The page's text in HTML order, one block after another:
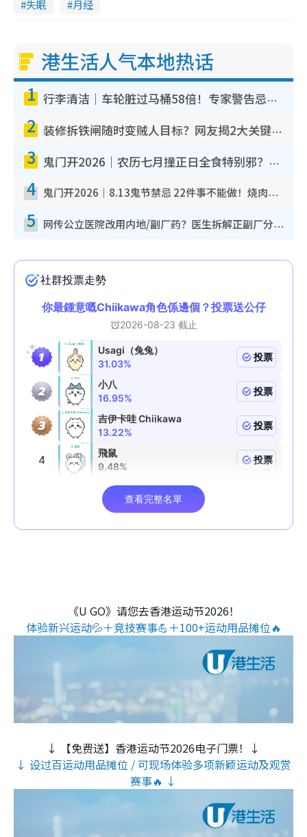
失眠
月经
港生活人气本地热话
1 行李清洁｜车轮脏过马桶58倍！专家警告忌用酒精擦 教1招免脏手除菌
2 装修拆铁闸随时变贼人目标？网友揭2大关键用途：装新款等于白装？附新旧铁闸分别
3 鬼门开2026｜农历七月撞正日全食特别邪？专家警告切忌做一事！揭4大禁忌+2招保平安
4 鬼门开2026｜8.13鬼节禁忌 22件事不能做！烧肉、刺身要少食？半夜勿吹口哨/打给个电话
5 网传公立医院改用内地/副厂药？医生拆解正副厂分别，揭4类人换药随时出事
《U GO》请您去香港运动节2026！
体验新兴运动💦＋竞技赛事💪＋100+运动用品摊位🔥
↓ 【免费送】香港运动节2026电子门票！↓
↓ 设过百运动用品摊位 / 可现场体验多项新颖运动及观赏
赛事🔥 ↓